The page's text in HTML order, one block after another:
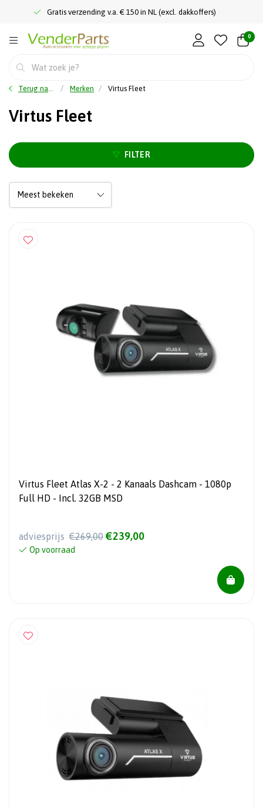
Gratis verzending v.a. € 150 in NL (excl. dakkoffers)
0
Terug naar home Merken Virtus Fleet
Virtus Fleet
FILTER
Virtus Fleet Atlas X-2 - 2 Kanaals Dashcam - 1080p
Full HD - Incl. 32GB MSD
adviesprijs €269,00 €239,00
Op voorraad